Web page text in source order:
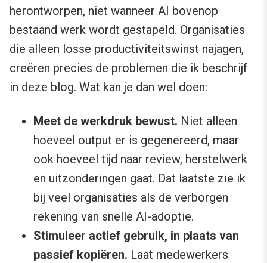
herontworpen, niet wanneer AI bovenop
bestaand werk wordt gestapeld. Organisaties
die alleen losse productiviteitswinst najagen,
creëren precies de problemen die ik beschrijf
in deze blog. Wat kan je dan wel doen:
Meet de werkdruk bewust. Niet alleen
hoeveel output er is gegenereerd, maar
ook hoeveel tijd naar review, herstelwerk
en uitzonderingen gaat. Dat laatste zie ik
bij veel organisaties als de verborgen
rekening van snelle AI-adoptie.
Stimuleer actief gebruik, in plaats van
passief kopiëren. Laat medewerkers